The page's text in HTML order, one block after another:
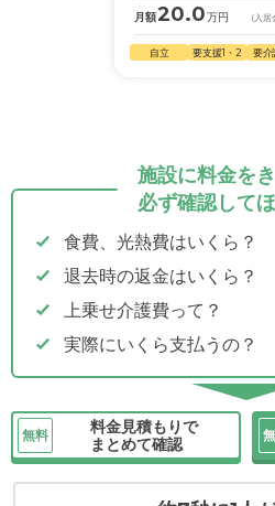
月額20.0万円 (入居
自立 要支援1・2 要介
施設に料金を
必ず確認して
食費、光熱費はいくら？
退去時の返金はいくら？
上乗せ介護費って？
実際にいくら支払うの？
無料
料金見積もりで
まとめて確認